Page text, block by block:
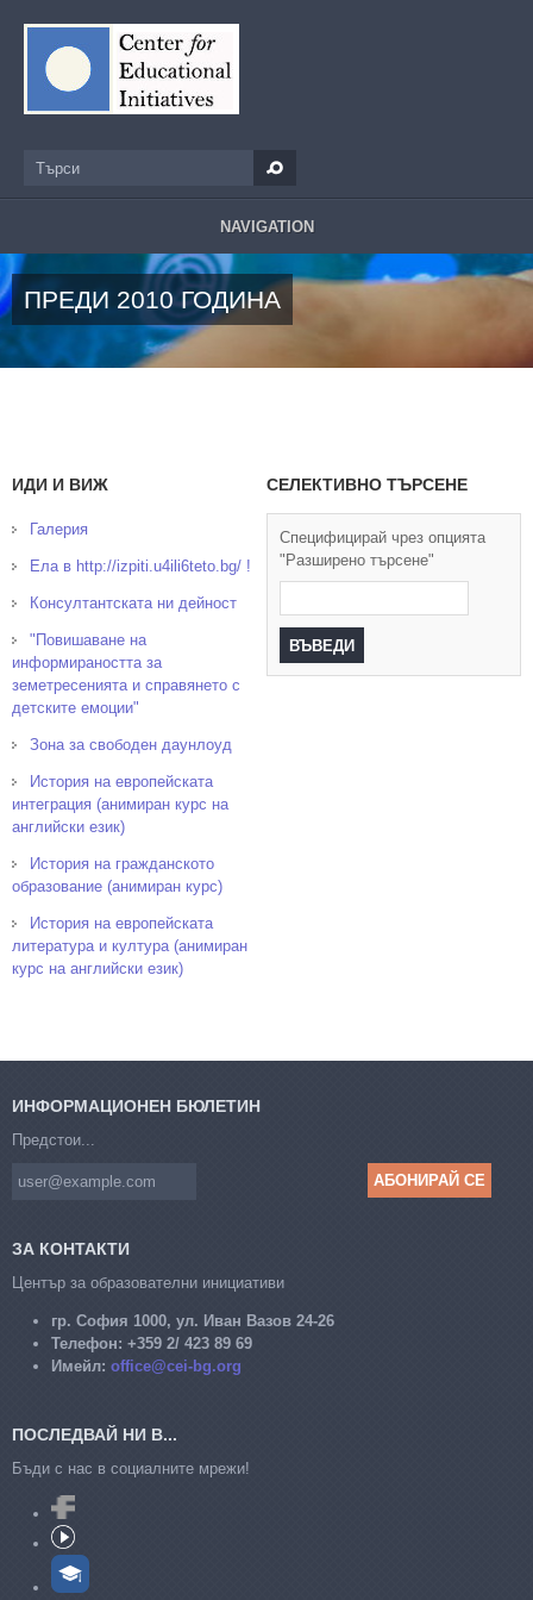
Търси
NAVIGATION
ПРЕДИ 2010 ГОДИНА
ИДИ И ВИЖ
Галерия
Ела в http://izpiti.u4ili6teto.bg/ !
Консултантската ни дейност
"Повишаване на
информираността за
земетресенията и справянето с
детските емоции"
Зона за свободен даунлоуд
История на европейската
интеграция (анимиран курс на
английски език)
История на гражданското
образование (анимиран курс)
История на европейската
литература и култура (анимиран
курс на английски език)
СЕЛЕКТИВНО ТЪРСЕНЕ
Специфицирай чрез опцията
"Разширено търсене"
ИНФОРМАЦИОНЕН БЮЛЕТИН
Предстои...
ЗА КОНТАКТИ
Център за образователни инициативи
гр. София 1000, ул. Иван Вазов 24-26
Телефон: +359 2/ 423 89 69
Имейл: office@cei-bg.org
ПОСЛЕДВАЙ НИ В...
Бъди с нас в социалните мрежи!